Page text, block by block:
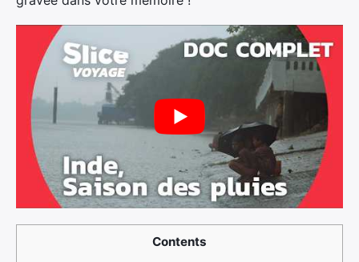
Contents